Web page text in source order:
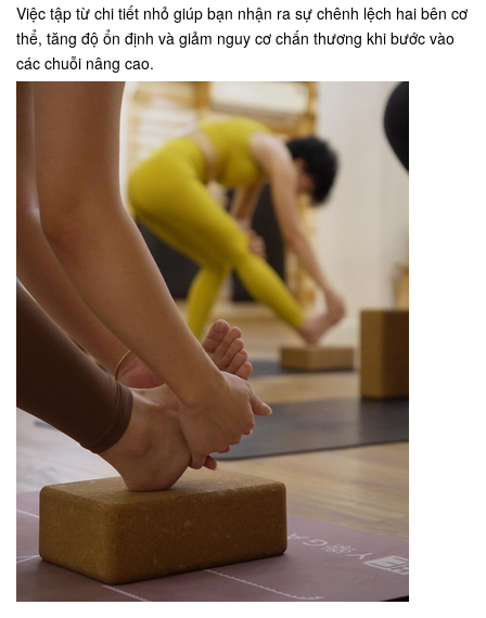
Việc tập từ chi tiết nhỏ giúp bạn nhận ra sự chênh lệch hai bên cơ
thể, tăng độ ổn định và giảm nguy cơ chấn thương khi bước vào
các chuỗi nâng cao.